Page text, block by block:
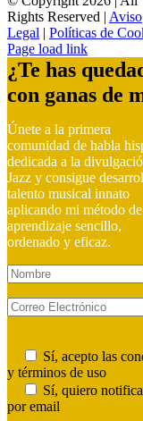
Rights Reserved | Aviso
Legal | Políticas de
Facebook
YouTube
Instagram
WhatsApp
Correo
electrónico
Page load link
¿Te has
con ganas de
Únete a la primera
comunidad de habla
dedicada a la
Jazz y consigue
talento musical innato
aplicando mi método de
aprendizaje sencillo,
ordenado y eficaz.
Sí, acepto las
y términos de uso
Sí, quiero
por email